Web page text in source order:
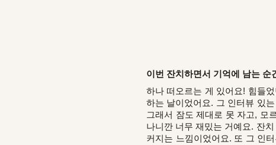
이번 잔치하면서 기억에 남는 순
하나 떠오르는 게 있어요! 힘들
하는 날이었어요. 그 인터뷰 있
그래서 잠도 제대로 못 자고, 모
나니깐 너무 재밌는 거예요. 잔
커지는 느낌이었어요. 또 그 인